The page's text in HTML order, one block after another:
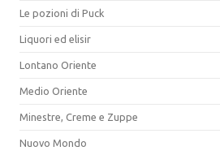
Le pozioni di Puck
Liquori ed elisir
Lontano Oriente
Medio Oriente
Minestre, Creme e Zuppe
Nuovo Mondo